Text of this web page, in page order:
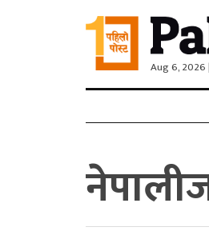
Aug 6, 2026